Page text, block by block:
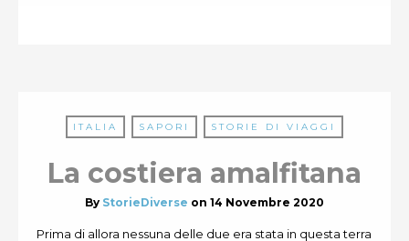
ITALIA SAPORI STORIE DI VIAGGI
La costiera amalfitana
By StorieDiverse on 14 Novembre 2020
Prima di allora nessuna delle due era stata in questa terra